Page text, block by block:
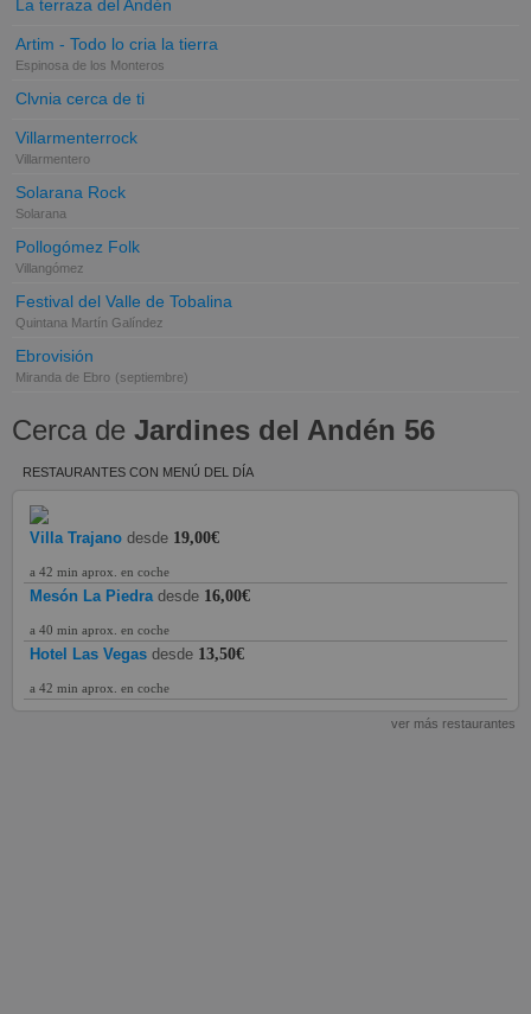
La terraza del Andén
Artim - Todo lo cria la tierra
Espinosa de los Monteros
Clvnia cerca de ti
Villarmenterrock
Villarmentero
Solarana Rock
Solarana
Pollogómez Folk
Villangómez
Festival del Valle de Tobalina
Quintana Martín Galíndez
Ebrovisión
Miranda de Ebro (septiembre)
Cerca de Jardines del Andén 56
RESTAURANTES CON MENÚ DEL DÍA
Villa Trajano desde 19,00€
a 42 min aprox. en coche
Mesón La Piedra desde 16,00€
a 40 min aprox. en coche
Hotel Las Vegas desde 13,50€
a 42 min aprox. en coche
ver más restaurantes